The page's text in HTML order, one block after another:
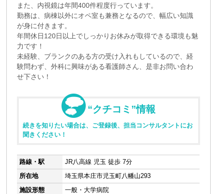
また、内視鏡は年間400件程度行っています。
勤務は、病棟以外にオペ室も兼務となるので、幅広い知識
が身に付きます。
年間休日120日以上でしっかりお休みが取得できる環境も魅
力です！
未経験、ブランクのある方の受け入れもしているので、経
験問わず、外科に興味がある看護師さん、是非お問い合わ
せ下さい！
“クチコミ”情報
続きを知りたい場合は、ご登録後、担当コンサルタントにお
聞きください！
路線・駅
JR八高線 児玉 徒歩 7分
所在地
埼玉県本庄市児玉町八幡山293
施設形態
一般・大学病院